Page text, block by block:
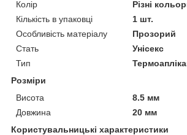
Колір
Різні
Кількість в упаковці
1 шт.
Особливість матеріалу
Прозорий
Стать
Унісекс
Тип
Розміри
Висота
8.5 мм
Довжина
20 мм
Користувальницькі характеристики